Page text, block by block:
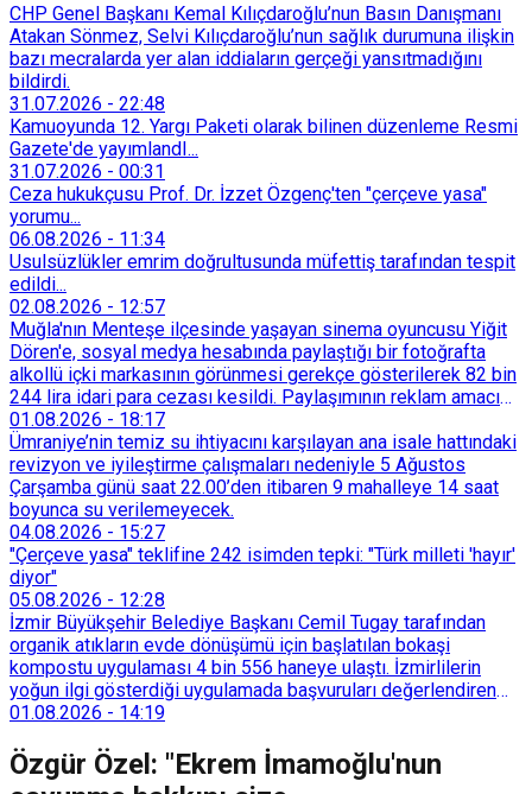
CHP Genel Başkanı Kemal Kılıçdaroğlu’nun Basın Danışmanı
Atakan Sönmez, Selvi Kılıçdaroğlu’nun sağlık durumuna ilişkin
bazı mecralarda yer alan iddiaların gerçeği yansıtmadığını
bildirdi.
31.07.2026 - 22:48
Kamuoyunda 12. Yargı Paketi olarak bilinen düzenleme Resmi
Gazete'de yayımlandI...
31.07.2026 - 00:31
Ceza hukukçusu Prof. Dr. İzzet Özgenç'ten "çerçeve yasa"
yorumu...
06.08.2026 - 11:34
Usulsüzlükler emrim doğrultusunda müfettiş tarafından tespit
edildi...
02.08.2026 - 12:57
Muğla'nın Menteşe ilçesinde yaşayan sinema oyuncusu Yiğit
Dören'e, sosyal medya hesabında paylaştığı bir fotoğrafta
alkollü içki markasının görünmesi gerekçe gösterilerek 82 bin
244 lira idari para cezası kesildi. Paylaşımının reklam amacı
taşımadığını savunan Dören, cezanın iptali için yargıya
başvurdu.
01.08.2026 - 18:17
Ümraniye’nin temiz su ihtiyacını karşılayan ana isale hattındaki
revizyon ve iyileştirme çalışmaları nedeniyle 5 Ağustos
Çarşamba günü saat 22.00’den itibaren 9 mahalleye 14 saat
boyunca su verilemeyecek.
04.08.2026 - 15:27
"Çerçeve yasa" teklifine 242 isimden tepki: "Türk milleti 'hayır'
diyor"
05.08.2026 - 12:28
İzmir Büyükşehir Belediye Başkanı Cemil Tugay tarafından
organik atıkların evde dönüşümü için başlatılan bokaşi
kompostu uygulaması 4 bin 556 haneye ulaştı. İzmirlilerin
yoğun ilgi gösterdiği uygulamada başvuruları değerlendiren
Tarımsal Hizmetler Dairesi Başkanlığı, farklı ilçelerde toplam
sürdürülebilir atık yönetimi sistemine dahil etti.
01.08.2026 - 14:19
Özgür Özel: "Ekrem İmamoğlu'nun